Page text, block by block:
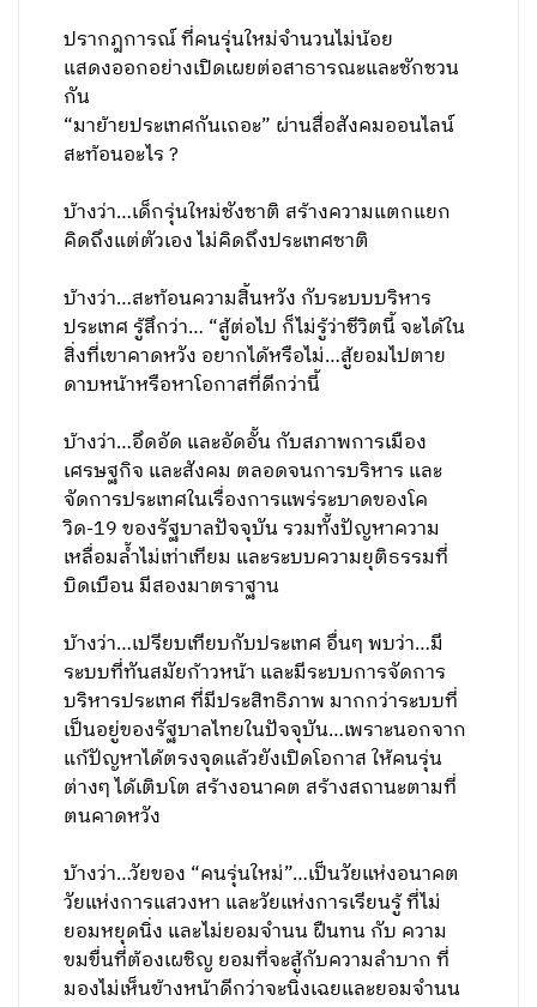
ปรากฎการณ์ ที่คนรุ่นใหม่จำนวนไม่น้อย
แสดงออกอย่างเปิดเผยต่อสาธารณะและชักชวน
กัน
“มาย้ายประเทศกันเถอะ” ผ่านสื่อสังคมออนไลน์
สะท้อนอะไร ?
บ้างว่า…เด็กรุ่นใหม่ชังชาติ สร้างความแตกแยก
คิดถึงแต่ตัวเอง ไม่คิดถึงประเทศชาติ
บ้างว่า…สะท้อนความสิ้นหวัง กับระบบบริหาร
ประเทศ รู้สึกว่า… “สู้ต่อไป ก็ไม่รู้ว่าชีวิตนี้ จะได้ใน
สิ่งที่เขาคาดหวัง อยากได้หรือไม่…สู้ยอมไปตาย
ดาบหน้าหรือหาโอกาสที่ดีกว่านี้
บ้างว่า…อึดอัด และอัดอั้น กับสภาพการเมือง
เศรษฐกิจ และสังคม ตลอดจนการบริหาร และ
จัดการประเทศในเรื่องการแพร่ระบาดของโค
วิด-19 ของรัฐบาลปัจจุบัน รวมทั้งปัญหาความ
เหลื่อมล้ำไม่เท่าเทียม และระบบความยุติธรรมที่
บิดเบือน มีสองมาตราฐาน
บ้างว่า…เปรียบเทียบกับประเทศ อื่นๆ พบว่า…มี
ระบบที่ทันสมัยก้าวหน้า และมีระบบการจัดการ
บริหารประเทศ ที่มีประสิทธิภาพ มากกว่าระบบที่
เป็นอยู่ของรัฐบาลไทยในปัจจุบัน…เพราะนอกจาก
แก้ปัญหาได้ตรงจุดแล้วยังเปิดโอกาส ให้คนรุ่น
ต่างๆ ได้เติบโต สร้างอนาคต สร้างสถานะตามที่
ตนคาดหวัง
บ้างว่า…วัยของ “คนรุ่นใหม่”…เป็นวัยแห่งอนาคต
วัยแห่งการแสวงหา และวัยแห่งการเรียนรู้ ที่ไม่
ยอมหยุดนิ่ง และไม่ยอมจำนน ฝืนทน กับ ความ
ขมขื่นที่ต้องเผชิญ ยอมที่จะสู้กับความลำบาก ที่
มองไม่เห็นข้างหน้าดีกว่าจะนิ่งเฉยและยอมจำนน